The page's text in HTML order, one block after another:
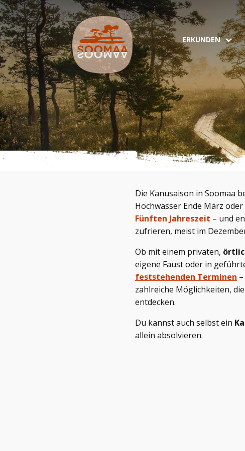
ERKUNDEN
Die Kanusaison in Soomaa
Hochwasser Ende März
Fünften Jahreszeit – und
zufrieren, meist im
Ob mit einem privaten,
eigene Faust oder in
feststehenden Terminen
zahlreiche Möglichkeiten,
entdecken.
Du kannst auch selbst ein
allein absolvieren.